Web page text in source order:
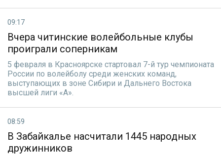
09:17
Вчера читинские волейбольные клубы
проиграли соперникам
5 февраля в Красноярске стартовал 7-й тур чемпионата
России по волейболу среди женских команд,
выступающих в зоне Сибири и Дальнего Востока
высшей лиги «А».
08:59
В Забайкалье насчитали 1445 народных
дружинников